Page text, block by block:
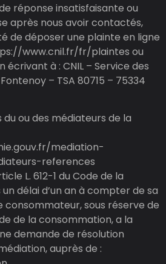
réponse insatisfaisante ou
après nous avoir contactés,
de déposer une plainte en ligne
www.cnil.fr/fr/plaintes ou
à : CNIL – Service des
– TSA 80715 – 75334
ou des médiateurs de la
mediation-
references
L. 612-1 du Code de la
délai d’un an à compter de sa
sous réserve de
de la consommation, a la
demande de résolution
auprès de :